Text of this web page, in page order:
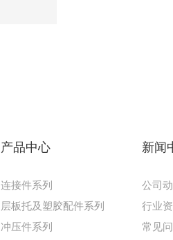
产品中心
连接件系列
层板托及塑胶配件系列
冲压件系列
新闻
公司
行业
常见